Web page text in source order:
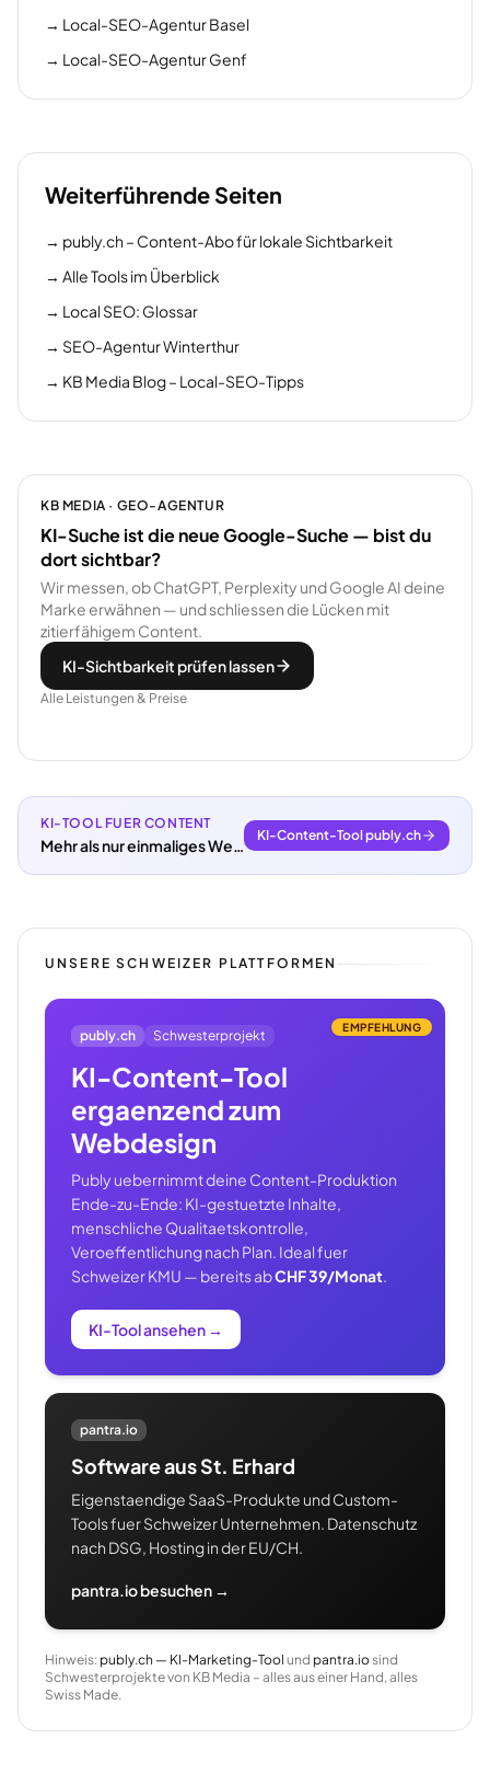
→ Local-SEO-Agentur Basel
→ Local-SEO-Agentur Genf
Weiterführende Seiten
→ publy.ch – Content-Abo für lokale Sichtbarkeit
→ Alle Tools im Überblick
→ Local SEO: Glossar
→ SEO-Agentur Winterthur
→ KB Media Blog – Local-SEO-Tipps
KB MEDIA · GEO-AGENTUR
KI-Suche ist die neue Google-Suche — bist du
dort sichtbar?
Wir messen, ob ChatGPT, Perplexity und Google AI deine
Marke erwähnen — und schliessen die Lücken mit
zitierfähigem Content.
KI-Sichtbarkeit prüfen lassen
Alle Leistungen & Preise
KI-TOOL FUER CONTENT
Mehr als nur einmaliges Webdesign.
KI-Content-Tool publy.ch
UNSERE SCHWEIZER PLATTFORMEN
EMPFEHLUNG
publy.ch Schwesterprojekt
KI-Content-Tool
ergaenzend zum
Webdesign
Publy uebernimmt deine Content-Produktion
Ende-zu-Ende: KI-gestuetzte Inhalte,
menschliche Qualitaetskontrolle,
Veroeffentlichung nach Plan. Ideal fuer
Schweizer KMU — bereits abCHF 39/Monat.
KI-Tool ansehen →
pantra.io
Software aus St. Erhard
Eigenstaendige SaaS-Produkte und Custom-
Tools fuer Schweizer Unternehmen. Datenschutz
nach DSG, Hosting in der EU/CH.
pantra.io besuchen →
Hinweis: publy.ch — KI-Marketing-Tool und pantra.iosind
Schwesterprojekte von KB Media – alles aus einer Hand, alles
Swiss Made.